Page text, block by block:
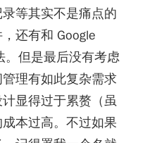
等其实不是痛点的
还有和 Google
。但是最后没有考虑
理有如此复杂需求
显得过于累赘（虽
本过高。不过如果